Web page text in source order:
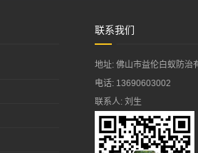
联系我们
地址: 佛山市益伦白蚁防治
电话: 13690603002
联系人: 刘生